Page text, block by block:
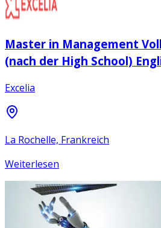
Master in Management
(nach der High School)
Excelia
La Rochelle, Frankreich
Weiterlesen